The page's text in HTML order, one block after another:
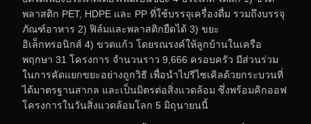
พลาสติก PET, HDPE และ PP ที่ใช้บรรจุเครื่องดื่ม รวมถึงบรรจุ
ภัณฑ์อาหาร 2) ฟิล์มและพลาสติกยืดได้ 3) ขยะ
อิเล็กทรอนิกส์ 4) ขวดแก้ว โดยรณรงค์ให้ลูกบ้านในเครือ
พฤกษา 31 โครงการ จำนวนราว 9,666 ครอบครัว มีส่วนร่วม
ในการคัดแยกขยะอย่างถูกวิธี เพื่อนำไปรีไซเคิลด้วยกระบวนที่
ได้มาตรฐานสากล และเป็นมิตรต่อสิ่งแวดล้อม ซึ่งพร้อมคิกออฟ
โครงการในวันสิ่งแวดล้อมโลก 5 มิถุนายนนี้